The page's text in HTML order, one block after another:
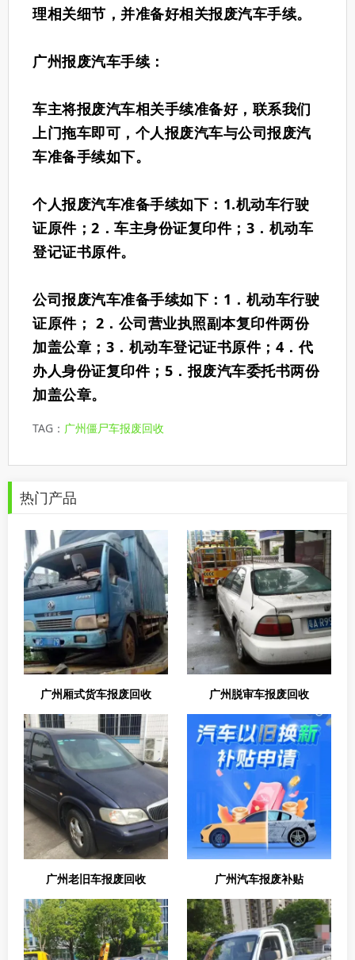
理相关细节，并准备好相关报废汽车手续。
广州报废汽车手续：
车主将报废汽车相关手续准备好，联系我们
上门拖车即可，个人报废汽车与公司报废汽
车准备手续如下。
个人报废汽车准备手续如下：1.机动车行驶
证原件；2．车主身份证复印件；3．机动车
登记证书原件。
公司报废汽车准备手续如下：1．机动车行驶
证原件； 2．公司营业执照副本复印件两份
加盖公章；3．机动车登记证书原件；4．代
办人身份证复印件；5．报废汽车委托书两份
加盖公章。
TAG： 广州僵尸车报废回收
热门产品
广州厢式货车报废回收 广州脱审车报废回收
广州老旧车报废回收 广州汽车报废补贴